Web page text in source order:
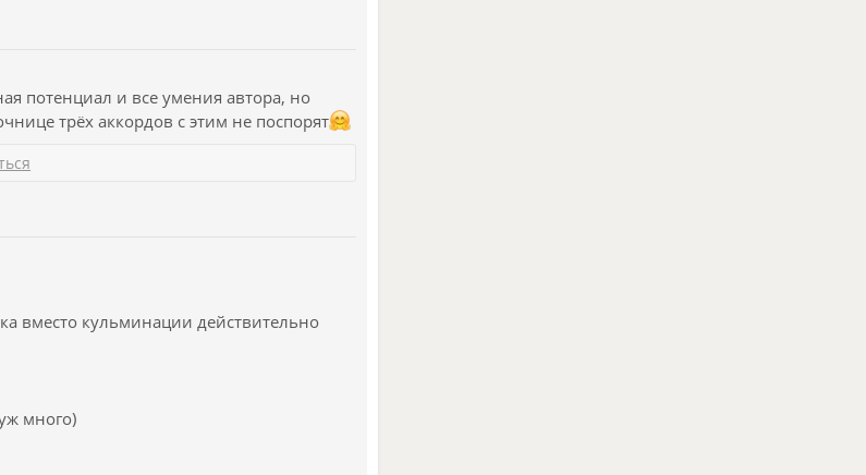
потенциал и все умения автора, но
трёх аккордов с этим не поспорят
вместо кульминации действительно
много)